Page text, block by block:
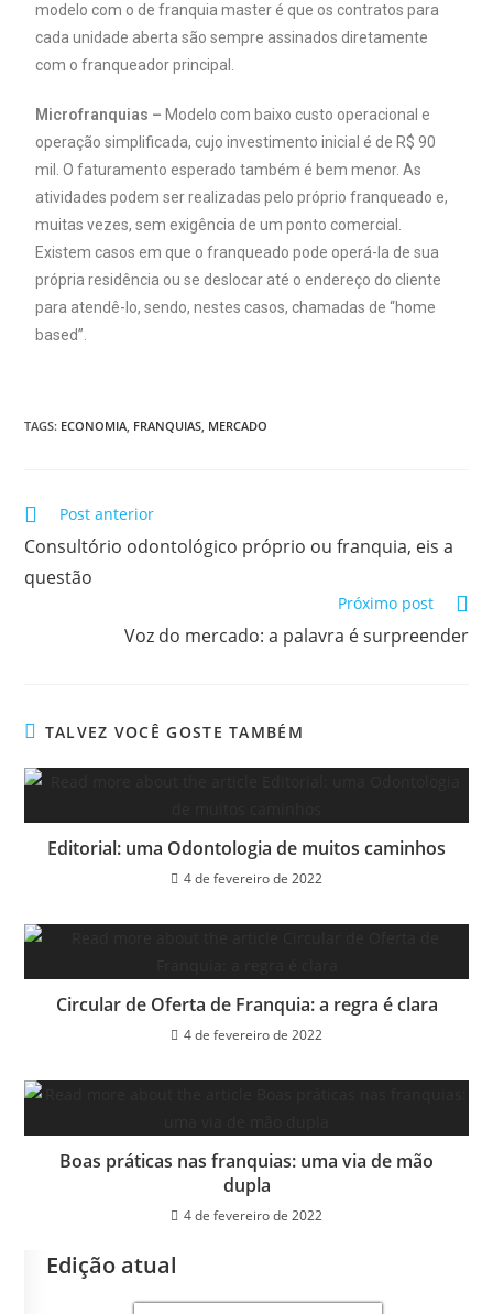
modelo com o de franquia master é que os contratos para
cada unidade aberta são sempre assinados diretamente
com o franqueador principal.
Microfranquias – Modelo com baixo custo operacional e
operação simplificada, cujo investimento inicial é de R$ 90
mil. O faturamento esperado também é bem menor. As
atividades podem ser realizadas pelo próprio franqueado e,
muitas vezes, sem exigência de um ponto comercial.
Existem casos em que o franqueado pode operá-la de sua
própria residência ou se deslocar até o endereço do cliente
para atendê-lo, sendo, nestes casos, chamadas de “home
based”.
TAGS: ECONOMIA, FRANQUIAS, MERCADO
Post anterior
Consultório odontológico próprio ou franquia, eis a
questão
Próximo post
Voz do mercado: a palavra é surpreender
TALVEZ VOCÊ GOSTE TAMBÉM
Editorial: uma Odontologia de muitos caminhos
4 de fevereiro de 2022
Circular de Oferta de Franquia: a regra é clara
4 de fevereiro de 2022
Boas práticas nas franquias: uma via de mão
dupla
4 de fevereiro de 2022
Edição atual